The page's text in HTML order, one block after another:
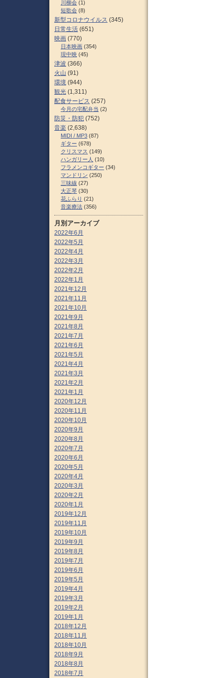
川柳会 (1)
短歌会 (8)
新型コロナウイルス (345)
日常生活 (651)
映画 (770)
日本映画 (354)
現中映 (45)
津波 (366)
火山 (91)
環境 (944)
観光 (1,311)
配食サービス (257)
今月の宅配弁当 (2)
防災・防犯 (752)
音楽 (2,638)
MIDI / MP3 (87)
ギター (678)
クリスマス (149)
ハンガリー人 (10)
フラメンコギター (34)
マンドリン (250)
三味線 (27)
大正琴 (30)
花ふらり (21)
音楽療法 (356)
月別アーカイブ
2022年6月
2022年5月
2022年4月
2022年3月
2022年2月
2022年1月
2021年12月
2021年11月
2021年10月
2021年9月
2021年8月
2021年7月
2021年6月
2021年5月
2021年4月
2021年3月
2021年2月
2021年1月
2020年12月
2020年11月
2020年10月
2020年9月
2020年8月
2020年7月
2020年6月
2020年5月
2020年4月
2020年3月
2020年2月
2020年1月
2019年12月
2019年11月
2019年10月
2019年9月
2019年8月
2019年7月
2019年6月
2019年5月
2019年4月
2019年3月
2019年2月
2019年1月
2018年12月
2018年11月
2018年10月
2018年9月
2018年8月
2018年7月